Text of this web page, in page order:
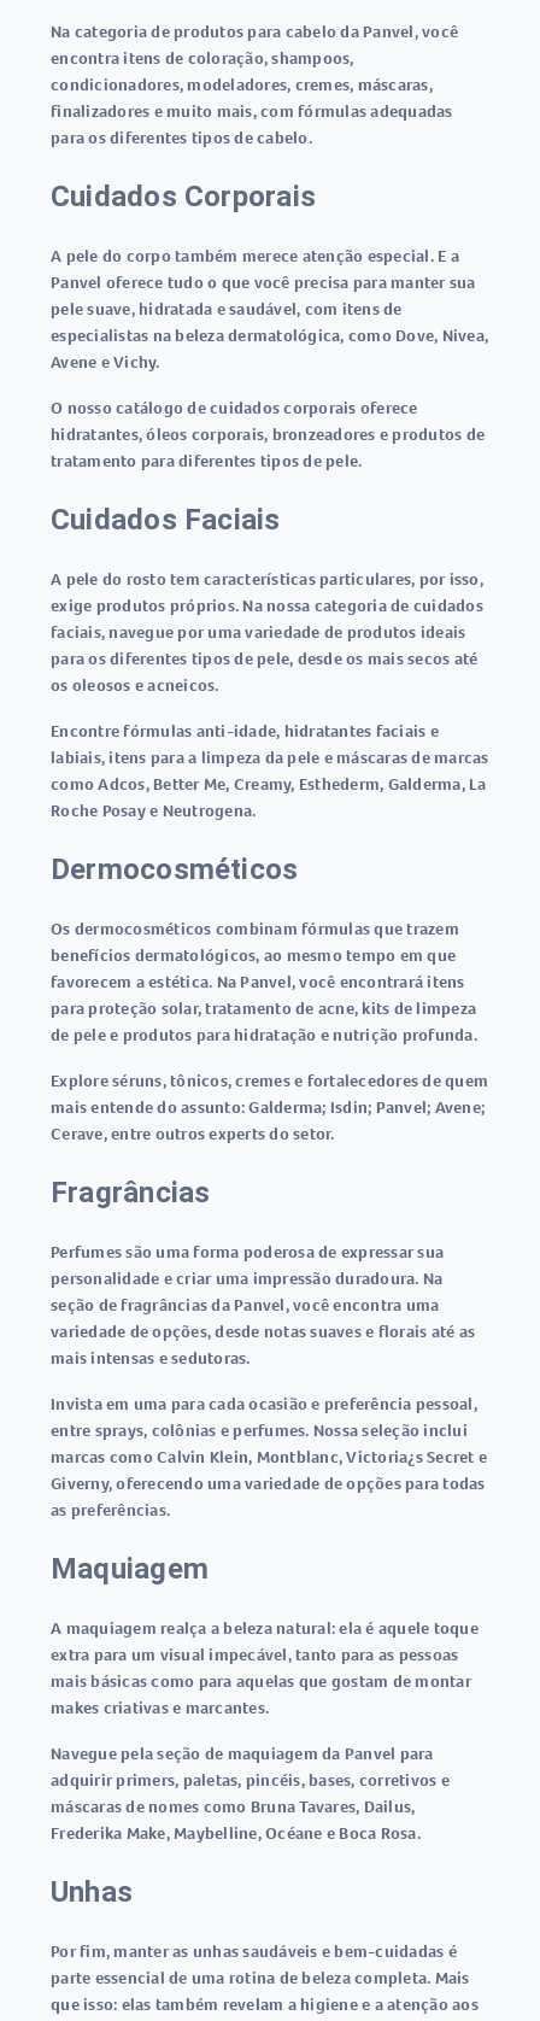
Na categoria de produtos para cabelo da Panvel, você
encontra itens de coloração, shampoos,
condicionadores, modeladores, cremes, máscaras,
finalizadores e muito mais, com fórmulas adequadas
para os diferentes tipos de cabelo.
Cuidados Corporais
A pele do corpo também merece atenção especial. E a
Panvel oferece tudo o que você precisa para manter sua
pele suave, hidratada e saudável, com itens de
especialistas na beleza dermatológica, como Dove, Nivea,
Avene e Vichy.
O nosso catálogo de cuidados corporais oferece
hidratantes, óleos corporais, bronzeadores e produtos de
tratamento para diferentes tipos de pele.
Cuidados Faciais
A pele do rosto tem características particulares, por isso,
exige produtos próprios. Na nossa categoria de cuidados
faciais, navegue por uma variedade de produtos ideais
para os diferentes tipos de pele, desde os mais secos até
os oleosos e acneicos.
Encontre fórmulas anti-idade, hidratantes faciais e
labiais, itens para a limpeza da pele e máscaras de marcas
como Adcos, Better Me, Creamy, Esthederm, Galderma, La
Roche Posay e Neutrogena.
Dermocosméticos
Os dermocosméticos combinam fórmulas que trazem
benefícios dermatológicos, ao mesmo tempo em que
favorecem a estética. Na Panvel, você encontrará itens
para proteção solar, tratamento de acne, kits de limpeza
de pele e produtos para hidratação e nutrição profunda.
Explore séruns, tônicos, cremes e fortalecedores de quem
mais entende do assunto: Galderma; Isdin; Panvel; Avene;
Cerave, entre outros experts do setor.
Fragrâncias
Perfumes são uma forma poderosa de expressar sua
personalidade e criar uma impressão duradoura. Na
seção de fragrâncias da Panvel, você encontra uma
variedade de opções, desde notas suaves e florais até as
mais intensas e sedutoras.
Invista em uma para cada ocasião e preferência pessoal,
entre sprays, colônias e perfumes. Nossa seleção inclui
marcas como Calvin Klein, Montblanc, Victoria¿s Secret e
Giverny, oferecendo uma variedade de opções para todas
as preferências.
Maquiagem
A maquiagem realça a beleza natural: ela é aquele toque
extra para um visual impecável, tanto para as pessoas
mais básicas como para aquelas que gostam de montar
makes criativas e marcantes.
Navegue pela seção de maquiagem da Panvel para
adquirir primers, paletas, pincéis, bases, corretivos e
máscaras de nomes como Bruna Tavares, Dailus,
Frederika Make, Maybelline, Océane e Boca Rosa.
Unhas
Por fim, manter as unhas saudáveis e bem-cuidadas é
parte essencial de uma rotina de beleza completa. Mais
que isso: elas também revelam a higiene e a atenção aos